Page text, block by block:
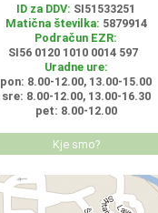
ID za DDV: SI51533251
Matična številka: 5879914
Podračun EZR:
SI56 0120 1010 0014 597
Uradne ure:
pon: 8.00-12.00, 13.00-15.00
sre: 8.00-12.00, 13.00-16.30
pet: 8.00-12.00
Kje smo?